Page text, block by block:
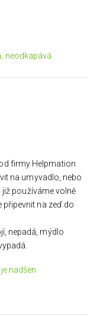
neodkapává
firmy Helpmation
na umyvadlo, nebo
již používáme volně
připevnit na zeď do
nepadá, mýdlo
nadšen